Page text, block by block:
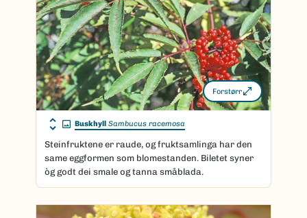
Forstørr
Buskhyll Sambucus racemosa
Steinfruktene er raude, og fruktsamlinga har den
same eggformen som blomestanden. Biletet syner
òg godt dei smale og tanna småblada.